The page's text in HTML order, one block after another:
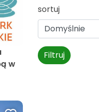
w
sortuj
Filtruj